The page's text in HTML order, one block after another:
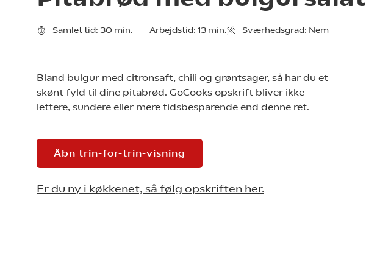
Samlet tid: 30 min. Arbejdstid: 13 min. Sværhedsgrad: Nem
Bland bulgur med citronsaft, chili og grøntsager, så har du et
skønt fyld til dine pitabrød. GoCooks opskrift bliver ikke
lettere, sundere eller mere tidsbesparende end denne ret.
Åbn trin-for-trin-visning
Er du ny i køkkenet, så følg opskriften her.